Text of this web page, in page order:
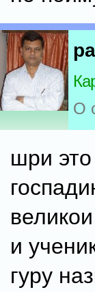
О
шри это
и
гуру